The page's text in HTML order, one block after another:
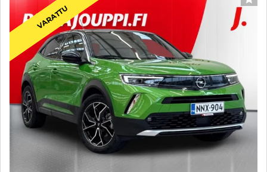
VARATTU